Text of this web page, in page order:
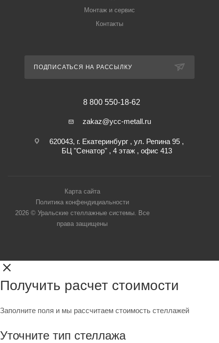
Монтаж и сервис
Контакты
ПОДПИСАТЬСЯ НА РАССЫЛКУ
8 800 550-18-62
zakaz@ycc-metall.ru
620043, г. Екатеринбург , ул. Репина 95 ,
БЦ "Сенатор" , 4 этаж , офис 413
Карта сайта
Политика конфендициальности
2026 © Уральские стеллажные системы. Все
права защищены
Получить расчет стоимости
Заполните поля и мы рассчитаем стоимость стеллажей
Уточните тип стеллажа